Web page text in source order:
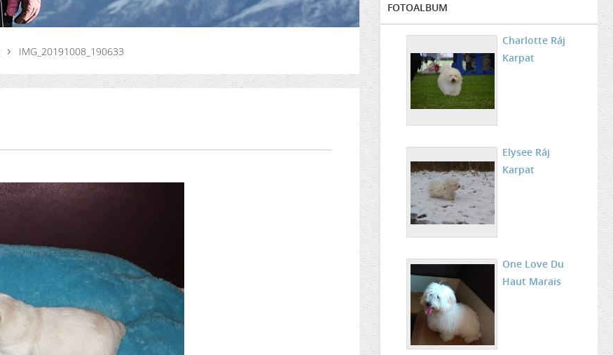
IMG_20191008_190633
FOTOALBUM
Charlotte Ráj
Karpat
Elysee Ráj
Karpat
One Love Du
Haut Marais